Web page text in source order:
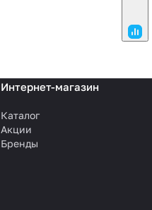
Интернет-магазин
Каталог
Акции
Бренды